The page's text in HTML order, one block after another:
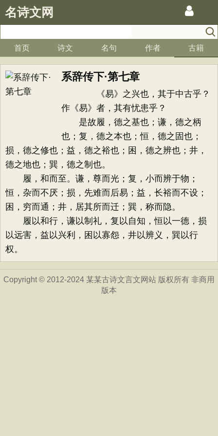
名诗文网
首页 诗文 名句 作者 古籍
系辞传下·第七章
《易》之兴也，其于中古乎？
作《易》者，其有忧患乎？
是故履，德之基也；谦，德之柄
也；复，德之本也；恒，德之固也；
损，德之修也；益，德之裕也；困，德之辨也；井，
德之地也；巽，德之制也。
履，和而至。谦，尊而光；复，小而辨于物；
恒，杂而不厌；损，先难而后易；益，长裕而不设；
困，穷而通；井，居其所而迁；巽，称而隐。
履以和行，谦以制礼，复以自知，恒以一德，损
以远害，益以兴利，困以寡怨，井以辨义，巽以行
权。
Copyright © 2012-2024 某某古诗文言文网站 版权所有 非商用
版本